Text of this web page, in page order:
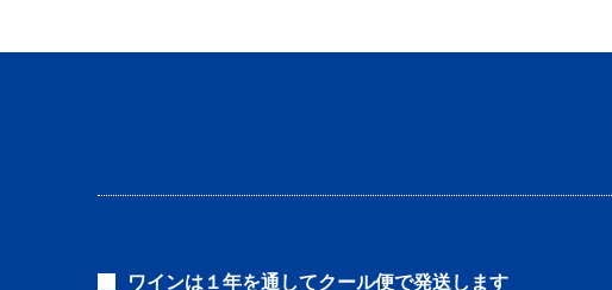
ワインは１年を通してクール便で発送します